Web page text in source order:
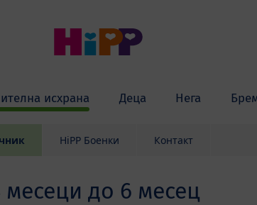
исхрана Деца Нега
HiPP Боенки Контакт
до 6 месец